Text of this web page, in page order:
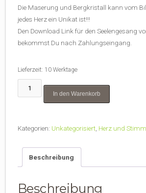
Die Maserung und Bergkristall kann vom
jedes Herz ein Unikat ist!!!
Den Download Link für den Seelengesang
bekommst Du nach Zahlungseingang.
Lieferzeit: 10 Werktage
Lindenherz
"HERZSTIMME"
Seelengesang
Julilea
Menge
In den Warenkorb
Kategorien: Unkategorisiert Herz und
Beschreibung
Beschreibung